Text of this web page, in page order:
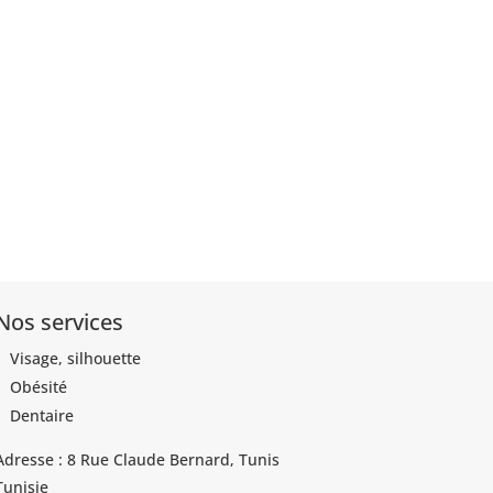
services
Visage, silhouette
Obésité
Dentaire
: 8 Rue Claude Bernard, Tunis